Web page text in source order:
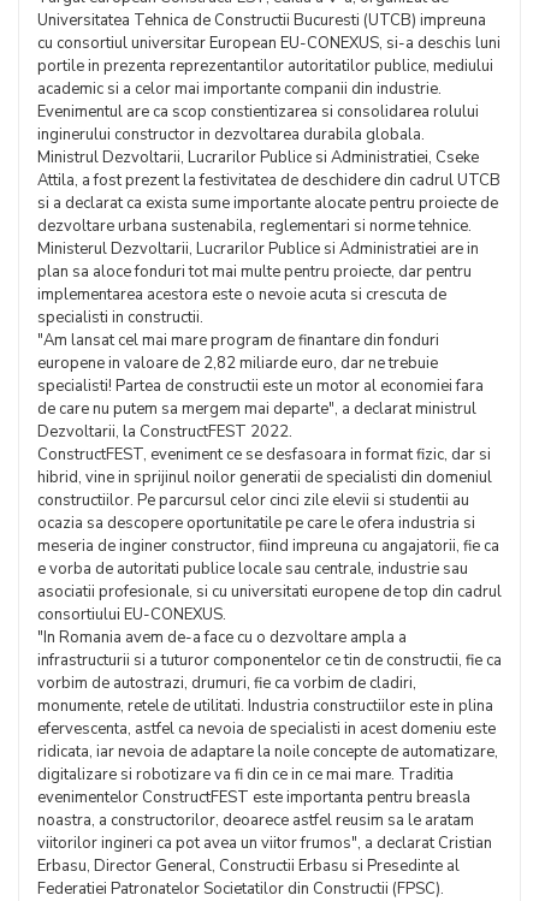
Universitatea Tehnica de Constructii Bucuresti (UTCB) impreuna
cu consortiul universitar European EU-CONEXUS, si-a deschis luni
portile in prezenta reprezentantilor autoritatilor publice, mediului
academic si a celor mai importante companii din industrie.
Evenimentul are ca scop constientizarea si consolidarea rolului
inginerului constructor in dezvoltarea durabila globala.
Ministrul Dezvoltarii, Lucrarilor Publice si Administratiei, Cseke
Attila, a fost prezent la festivitatea de deschidere din cadrul UTCB
si a declarat ca exista sume importante alocate pentru proiecte de
dezvoltare urbana sustenabila, reglementari si norme tehnice.
Ministerul Dezvoltarii, Lucrarilor Publice si Administratiei are in
plan sa aloce fonduri tot mai multe pentru proiecte, dar pentru
implementarea acestora este o nevoie acuta si crescuta de
specialisti in constructii.
"Am lansat cel mai mare program de finantare din fonduri
europene in valoare de 2,82 miliarde euro, dar ne trebuie
specialisti! Partea de constructii este un motor al economiei fara
de care nu putem sa mergem mai departe", a declarat ministrul
Dezvoltarii, la ConstructFEST 2022.
ConstructFEST, eveniment ce se desfasoara in format fizic, dar si
hibrid, vine in sprijinul noilor generatii de specialisti din domeniul
constructiilor. Pe parcursul celor cinci zile elevii si studentii au
ocazia sa descopere oportunitatile pe care le ofera industria si
meseria de inginer constructor, fiind impreuna cu angajatorii, fie ca
e vorba de autoritati publice locale sau centrale, industrie sau
asociatii profesionale, si cu universitati europene de top din cadrul
consortiului EU-CONEXUS.
"In Romania avem de-a face cu o dezvoltare ampla a
infrastructurii si a tuturor componentelor ce tin de constructii, fie ca
vorbim de autostrazi, drumuri, fie ca vorbim de cladiri,
monumente, retele de utilitati. Industria constructiilor este in plina
efervescenta, astfel ca nevoia de specialisti in acest domeniu este
ridicata, iar nevoia de adaptare la noile concepte de automatizare,
digitalizare si robotizare va fi din ce in ce mai mare. Traditia
evenimentelor ConstructFEST este importanta pentru breasla
noastra, a constructorilor, deoarece astfel reusim sa le aratam
viitorilor ingineri ca pot avea un viitor frumos", a declarat Cristian
Erbasu, Director General, Constructii Erbasu si Presedinte al
Federatiei Patronatelor Societatilor din Constructii (FPSC).